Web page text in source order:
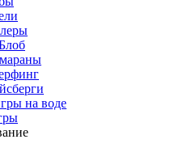
на воде